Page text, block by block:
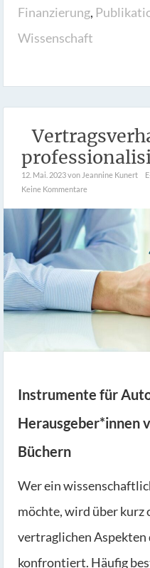
Finanzierung,
Wissenschaft
12. Mai. 2023von Jeannine Kunert
Keine Kommentare
Instrumente für
Herausgeber*innen
Büchern
Wer ein
möchte, wird über kurz
vertraglichen Aspekten
konfrontiert. Häufig